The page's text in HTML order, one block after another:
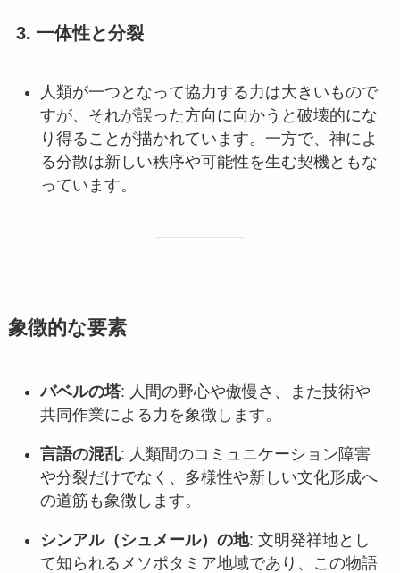
3. 一体性と分裂
人類が一つとなって協力する力は大きいもので
すが、それが誤った方向に向かうと破壊的にな
り得ることが描かれています。一方で、神によ
る分散は新しい秩序や可能性を生む契機ともな
っています。
象徴的な要素
バベルの塔: 人間の野心や傲慢さ、また技術や
共同作業による力を象徴します。
言語の混乱: 人類間のコミュニケーション障害
や分裂だけでなく、多様性や新しい文化形成へ
の道筋も象徴します。
シンアル（シュメール）の地: 文明発祥地とし
て知られるメソポタミア地域であり、この物語